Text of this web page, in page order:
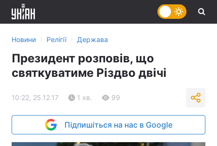
Новини › Релігії › Держава
Президент розповів, що
святкуватиме Різдво двічі
10:22, 25.12.17 1 хв. 99
Підпишіться на нас в Google